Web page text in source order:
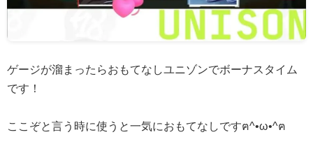
ゲージが溜まったらおもてなしユニゾンでボーナスタイム
です！
ここぞと言う時に使うと一気におもてなしですฅ^•ω•^ฅ